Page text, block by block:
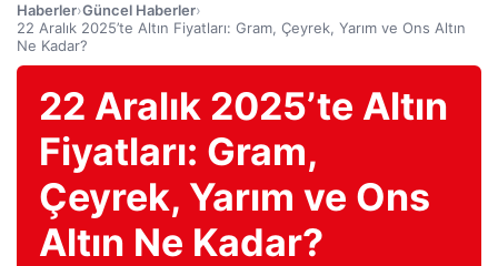
Haberler›Güncel Haberler›
22 Aralık 2025’te Altın Fiyatları: Gram, Çeyrek, Yarım ve Ons Altın
Ne Kadar?
22 Aralık 2025’te Altın
Fiyatları: Gram,
Çeyrek, Yarım ve Ons
Altın Ne Kadar?